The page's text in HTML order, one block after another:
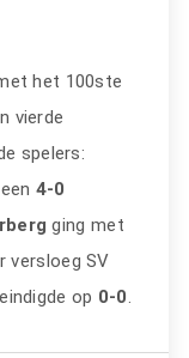
het 100ste
vierde
spelers:
4-0
ging met
versloeg SV
eindigde op 0-0